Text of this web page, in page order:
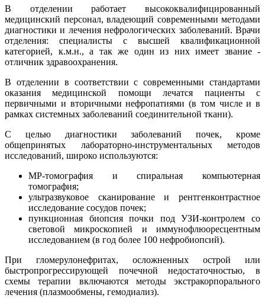
В отделении работает высококвалифицированный
медицинский персонал, владеющий современными методами
диагностики и лечения нефрологических заболеваний. Врачи
отделения: специалисты с высшей квалификационной
категорией, к.м.н., а так же один из них имеет звание -
отличник здравоохранения.
В отделении в соответствии с современными стандартами
оказания медицинской помощи лечатся пациенты с
первичными и вторичными нефропатиями (в том числе и в
рамках системных заболеваний соединительной ткани).
С целью диагностики заболеваний почек, кроме
общепринятых лабораторно-инструментальных методов
исследований, широко используются:
МР-томография и спиральная компьютерная
томография;
ультразвуковое сканирование и рентгенконтрастное
исследование сосудов почек;
пункционная биопсия почки под УЗИ-контролем со
световой микроскопией и иммунофлюоресцентным
исследованием (в год более 100 нефробиопсий).
При гломерулонефритах, осложненных острой или
быстропрогрессирующей почечной недостаточностью, в
схемы терапии включаются методы экстракорпорального
лечения (плазмообмены, гемодиализ).